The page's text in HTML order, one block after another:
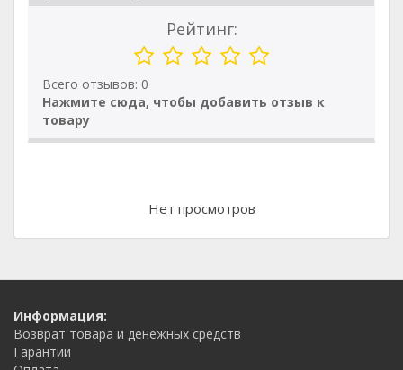
Рейтинг:
Всего отзывов: 0
Нажмите сюда, чтобы добавить отзыв к
товару
Нет просмотров
Информация:
Возврат товара и денежных средств
Гарантии